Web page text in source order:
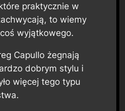
praktycznie w
to wiemy
wyjątkowego.
Capullo żegnają
dobrym stylu i
więcej tego typu